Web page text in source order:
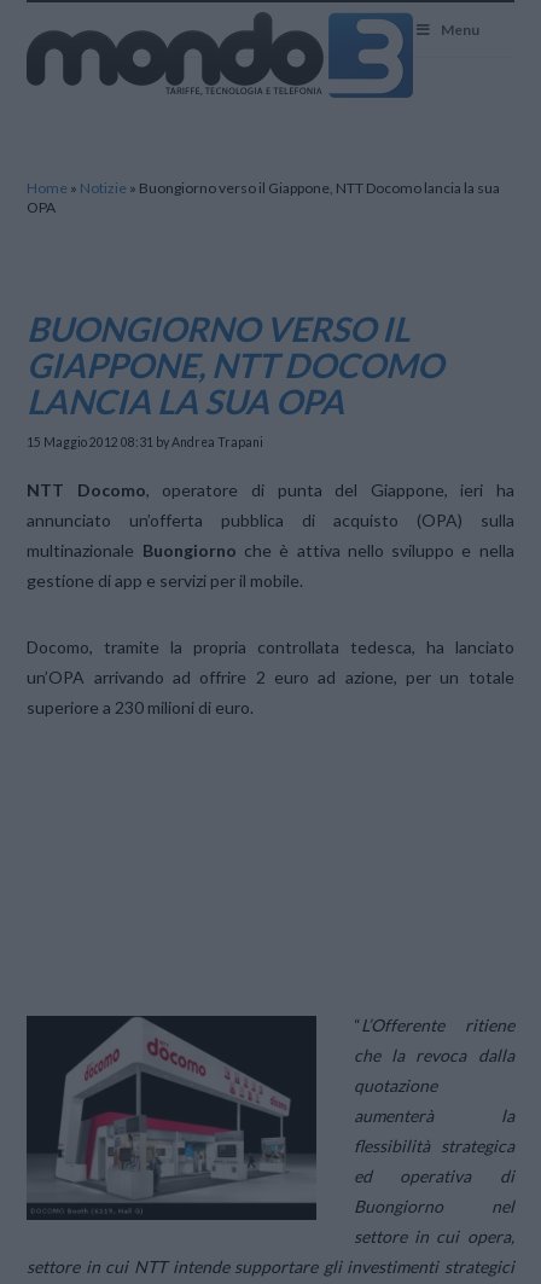
Menu
Home » Notizie » Buongiorno verso il Giappone, NTT Docomo lancia la sua
OPA
BUONGIORNO VERSO IL
GIAPPONE, NTT DOCOMO
LANCIA LA SUA OPA
15 Maggio 2012 08:31 by Andrea Trapani
NTT Docomo, operatore di punta del Giappone, ieri ha
annunciato un’offerta pubblica di acquisto (OPA) sulla
multinazionale Buongiorno che è attiva nello sviluppo e nella
gestione di app e servizi per il mobile.
Docomo, tramite la propria controllata tedesca, ha lanciato
un’OPA arrivando ad offrire 2 euro ad azione, per un totale
superiore a 230 milioni di euro.
“L’Offerente ritiene
che la revoca dalla
quotazione
aumenterà la
flessibilità strategica
ed operativa di
Buongiorno nel
settore in cui opera,
settore in cui NTT intende supportare gli investimenti strategici